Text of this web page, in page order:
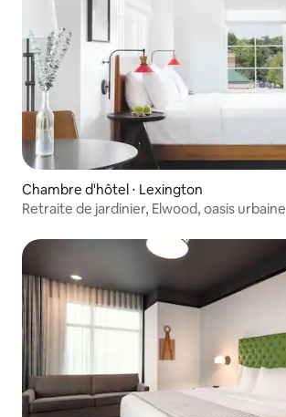
Chambre d'hôtel ⋅ Lexington
Retraite de jardinier, Elwood, oasis urbaine